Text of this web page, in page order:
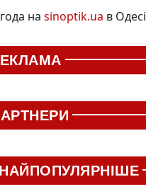
на sinoptik.ua в Одесі
НАЙПОПУЛЯРНІШЕ